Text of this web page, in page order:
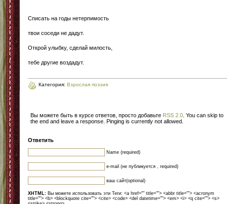
Списать на годы нетерпимость
твои соседи не дадут.
Открой улыбку, сделай милость,
тебе другие воздадут.
Категория: Взрослая поэзия
Вы можете быть в курсе ответов, просто добавьте RSS 2.0 . You can skip to
the end and leave a response. Pinging is currently not allowed.
Ответить
Name (required)
e-mail (не публикуется , required)
ваш сайт(optional)
XHTML: Вы можете использовать эти Теги: <a href="" title=""> <abbr title=""> <acronym
title=""> <b> <blockquote cite=""> <cite> <code> <del datetime=""> <em> <i> <q cite=""> <s>